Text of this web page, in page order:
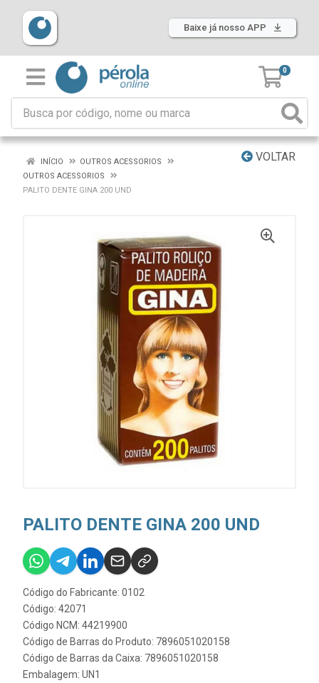
Baixe já nosso APP
0
VOLTAR
INÍCIO
OUTROS ACESSORIOS
OUTROS ACESSORIOS
PALITO DENTE GINA 200 UND
PALITO DENTE GINA 200 UND
Código do Fabricante: 0102
Código: 42071
Código NCM: 44219900
Código de Barras do Produto: 7896051020158
Código de Barras da Caixa: 7896051020158
Embalagem: UN1